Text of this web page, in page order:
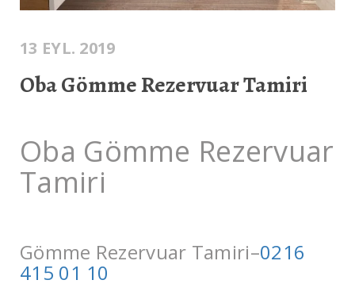
13 EYL. 2019
Oba Gömme Rezervuar Tamiri
Oba Gömme Rezervuar
Tamiri
Gömme Rezervuar Tamiri–0216
415 01 10